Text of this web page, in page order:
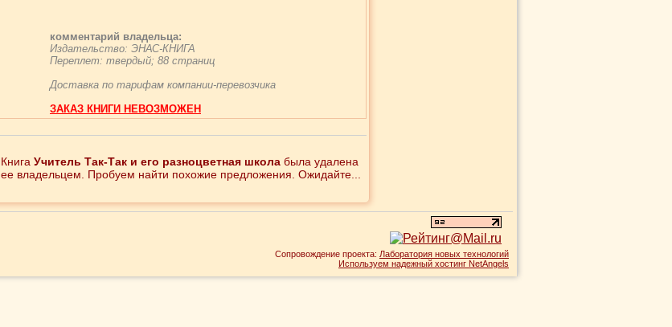
комментарий владельца:
Издательство: ЭНАС-КНИГА
Переплет: твердый; 88 страниц
Доставка по тарифам компании-перевозчика
ЗАКАЗ КНИГИ НЕВОЗМОЖЕН
Книга Учитель Так-Так и его разноцветная школа была удалена
ее владельцем. Пробуем найти похожие предложения. Ожидайте...
Сопровождение проекта: Лаборатория новых технологий
Используем надежный хостинг NetAngels